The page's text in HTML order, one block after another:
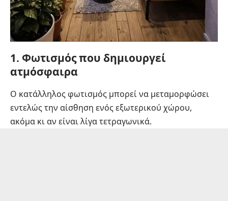
1. Φωτισμός που δημιουργεί
ατμόσφαιρα
Ο κατάλληλος φωτισμός μπορεί να μεταμορφώσει
εντελώς την αίσθηση ενός εξωτερικού χώρου,
ακόμα κι αν είναι λίγα τετραγωνικά.